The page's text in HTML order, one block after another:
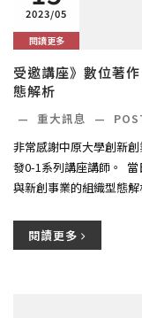
2023/05
閱讀更多
受邀講座》數位著
態解析
— 重大訊息 —
非常感謝中原大學創新
發0-1系列講座講師。
與新創事業的組織型態
閱讀更多